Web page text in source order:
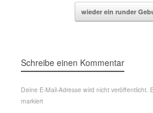
wieder ein runder
Schreibe einen Kommentar
Deine E-Mail-Adresse wird nicht veröffentlicht.
markiert